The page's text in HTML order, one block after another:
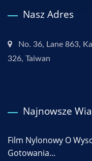
Nasz Adres
No. 36, Lane 863,
326, Taiwan
Najnowsze
Film Nylonowy O
Gotowania...